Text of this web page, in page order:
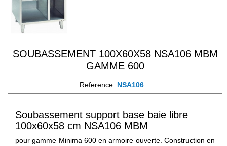
SOUBASSEMENT 100X60X58 NSA106 MBM
GAMME 600
Reference: NSA106
Soubassement support base baie libre
100x60x58 cm NSA106 MBM
pour gamme Minima 600 en armoire ouverte. Construction en